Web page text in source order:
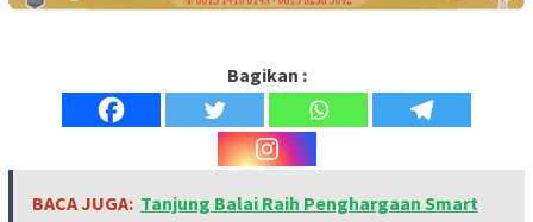
Bagikan :
BACA JUGA: Tanjung Balai Raih Penghargaan Smart